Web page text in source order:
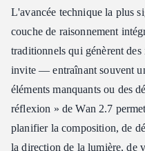
L'avancée technique la plus
couche de raisonnement
traditionnels qui génèrent
invite — entraînant souvent
éléments manquants ou des
réflexion » de Wan 2.7
planifier la composition, de
la direction de la lumière, de